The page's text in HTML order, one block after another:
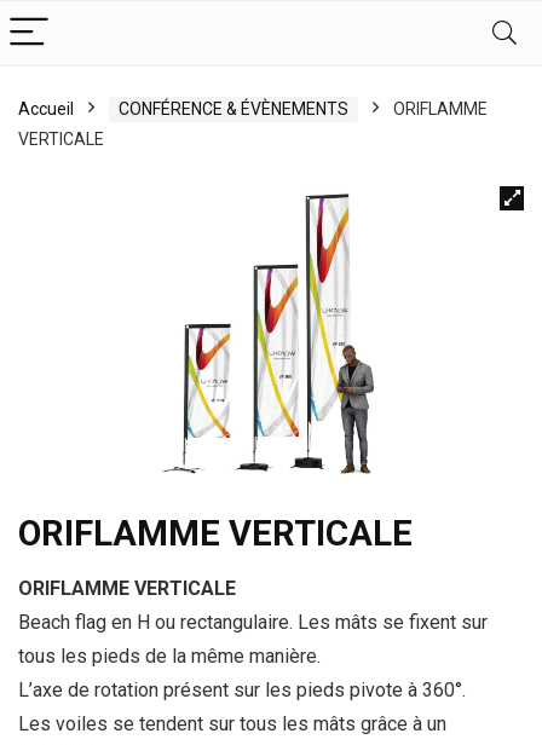
Accueil CONFÉRENCE & ÉVÈNEMENTS
ORIFLAMME
VERTICALE
ORIFLAMME VERTICALE
ORIFLAMME VERTICALE
Beach flag en H ou rectangulaire. Les mâts se fixent sur
tous les pieds de la même manière.
L’axe de rotation présent sur les pieds pivote à 360°.
Les voiles se tendent sur tous les mâts grâce à un